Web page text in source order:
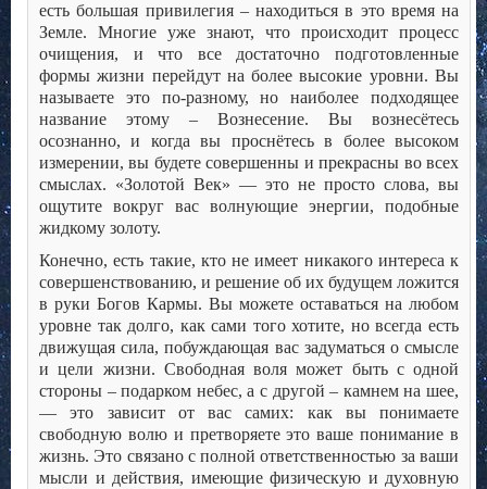
есть большая привилегия – находиться в это время на
Земле. Многие уже знают, что происходит процесс
очищения, и что все достаточно подготовленные
формы жизни перейдут на более высокие уровни. Вы
называете это по-разному, но наиболее подходящее
название этому – Вознесение. Вы вознесётесь
осознанно, и когда вы проснётесь в более высоком
измерении, вы будете совершенны и прекрасны во всех
смыслах. «Золотой Век» — это не просто слова, вы
ощутите вокруг вас волнующие энергии, подобные
жидкому золоту.
Конечно, есть такие, кто не имеет никакого интереса к
совершенствованию, и решение об их будущем ложится
в руки Богов Кармы. Вы можете оставаться на любом
уровне так долго, как сами того хотите, но всегда есть
движущая сила, побуждающая вас задуматься о смысле
и цели жизни. Свободная воля может быть с одной
стороны – подарком небес, а с другой – камнем на шее,
— это зависит от вас самих: как вы понимаете
свободную волю и претворяете это ваше понимание в
жизнь. Это связано с полной ответственностью за ваши
мысли и действия, имеющие физическую и духовную